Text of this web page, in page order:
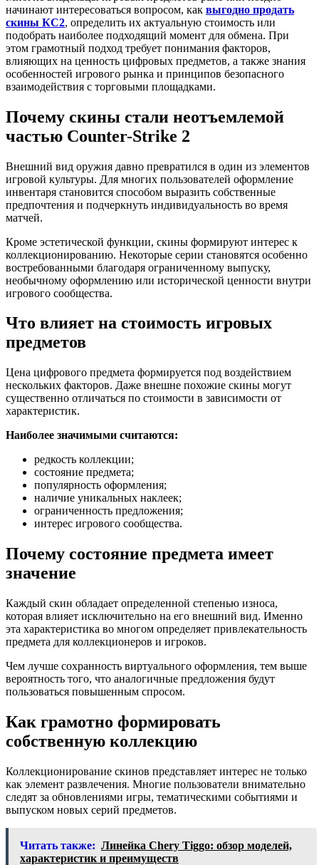
начинают интересоваться вопросом, как выгодно продать
скины КС2, определить их актуальную стоимость или
подобрать наиболее подходящий момент для обмена. При
этом грамотный подход требует понимания факторов,
влияющих на ценность цифровых предметов, а также знания
особенностей игрового рынка и принципов безопасного
взаимодействия с торговыми площадками.
Почему скины стали неотъемлемой
частью Counter-Strike 2
Внешний вид оружия давно превратился в один из элементов
игровой культуры. Для многих пользователей оформление
инвентаря становится способом выразить собственные
предпочтения и подчеркнуть индивидуальность во время
матчей.
Кроме эстетической функции, скины формируют интерес к
коллекционированию. Некоторые серии становятся особенно
востребованными благодаря ограниченному выпуску,
необычному оформлению или исторической ценности внутри
игрового сообщества.
Что влияет на стоимость игровых
предметов
Цена цифрового предмета формируется под воздействием
нескольких факторов. Даже внешне похожие скины могут
существенно отличаться по стоимости в зависимости от
характеристик.
Наиболее значимыми считаются:
редкость коллекции;
состояние предмета;
популярность оформления;
наличие уникальных наклеек;
ограниченность предложения;
интерес игрового сообщества.
Почему состояние предмета имеет
значение
Каждый скин обладает определенной степенью износа,
которая влияет исключительно на его внешний вид. Именно
эта характеристика во многом определяет привлекательность
предмета для коллекционеров и игроков.
Чем лучше сохранность виртуального оформления, тем выше
вероятность того, что аналогичные предложения будут
пользоваться повышенным спросом.
Как грамотно формировать
собственную коллекцию
Коллекционирование скинов представляет интерес не только
как элемент развлечения. Многие пользователи внимательно
следят за обновлениями игры, тематическими событиями и
выпуском новых серий предметов.
Читать также: Линейка Chery Tiggo: обзор моделей,
характеристик и преимуществ